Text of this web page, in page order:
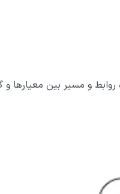
و مسیر بین معیارها و